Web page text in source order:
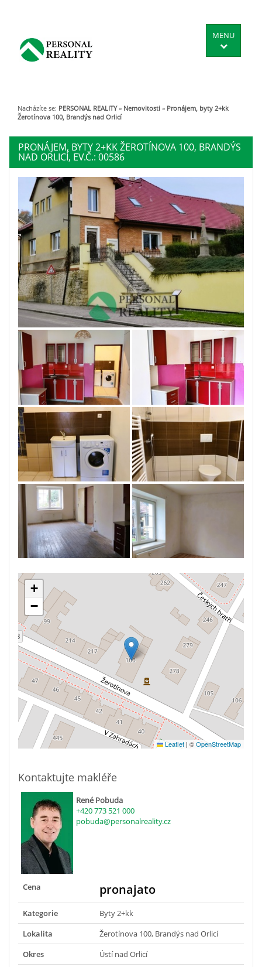
MENU
Nacházíte se: PERSONAL REALITY » Nemovitosti » Pronájem, byty 2+kk
Žerotínova 100, Brandýs nad Orlicí
PRONÁJEM, BYTY 2+KK ŽEROTÍNOVA 100, BRANDÝS
NAD ORLICÍ, EV.Č.: 00586
+
−
Leaflet | ©OpenStreetMap
Kontaktujte makléře
René Pobuda
+420 773 521 000
pobuda@personalreality.cz
Cena pronajato
Kategorie
Byty 2+kk
Lokalita
Žerotínova 100, Brandýs nad Orlicí
Okres
Ústí nad Orlicí